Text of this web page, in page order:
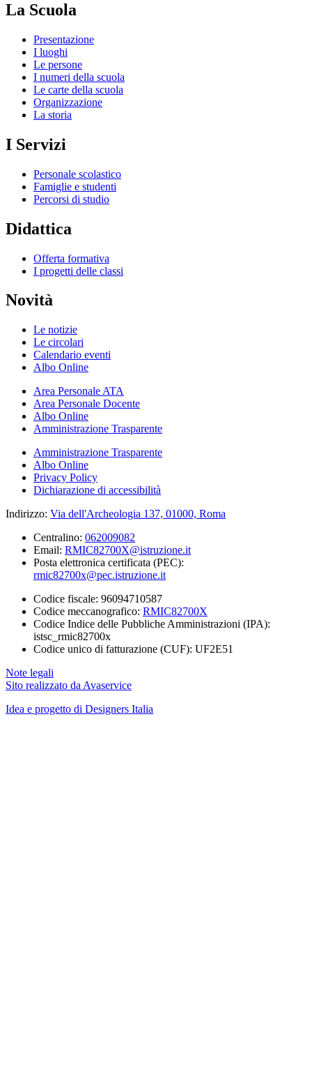
La Scuola
Presentazione
I luoghi
Le persone
I numeri della scuola
Le carte della scuola
Organizzazione
La storia
I Servizi
Personale scolastico
Famiglie e studenti
Percorsi di studio
Didattica
Offerta formativa
I progetti delle classi
Novità
Le notizie
Le circolari
Calendario eventi
Albo Online
Area Personale ATA
Area Personale Docente
Albo Online
Amministrazione Trasparente
Amministrazione Trasparente
Albo Online
Privacy Policy
Dichiarazione di accessibilità
Indirizzo: Via dell'Archeologia 137, 01000, Roma
Centralino: 062009082
Email: RMIC82700X@istruzione.it
Posta elettronica certificata (PEC):
rmic82700x@pec.istruzione.it
Codice fiscale: 96094710587
Codice meccanografico: RMIC82700X
Codice Indice delle Pubbliche Amministrazioni (IPA):
istsc_rmic82700x
Codice unico di fatturazione (CUF): UF2E51
Note legali
Sito realizzato da Avaservice
Idea e progetto di Designers Italia